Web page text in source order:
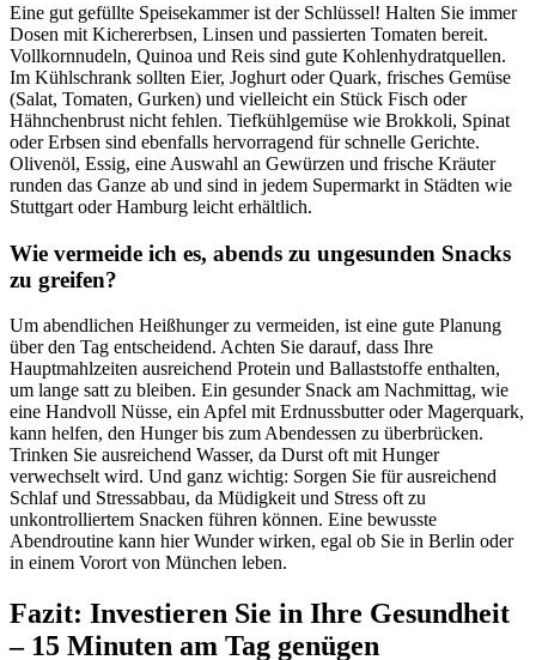
Eine gut gefüllte Speisekammer ist der Schlüssel! Halten Sie immer
Dosen mit Kichererbsen, Linsen und passierten Tomaten bereit.
Vollkornnudeln, Quinoa und Reis sind gute Kohlenhydratquellen.
Im Kühlschrank sollten Eier, Joghurt oder Quark, frisches Gemüse
(Salat, Tomaten, Gurken) und vielleicht ein Stück Fisch oder
Hähnchenbrust nicht fehlen. Tiefkühlgemüse wie Brokkoli, Spinat
oder Erbsen sind ebenfalls hervorragend für schnelle Gerichte.
Olivenöl, Essig, eine Auswahl an Gewürzen und frische Kräuter
runden das Ganze ab und sind in jedem Supermarkt in Städten wie
Stuttgart oder Hamburg leicht erhältlich.
Wie vermeide ich es, abends zu ungesunden Snacks
zu greifen?
Um abendlichen Heißhunger zu vermeiden, ist eine gute Planung
über den Tag entscheidend. Achten Sie darauf, dass Ihre
Hauptmahlzeiten ausreichend Protein und Ballaststoffe enthalten,
um lange satt zu bleiben. Ein gesunder Snack am Nachmittag, wie
eine Handvoll Nüsse, ein Apfel mit Erdnussbutter oder Magerquark,
kann helfen, den Hunger bis zum Abendessen zu überbrücken.
Trinken Sie ausreichend Wasser, da Durst oft mit Hunger
verwechselt wird. Und ganz wichtig: Sorgen Sie für ausreichend
Schlaf und Stressabbau, da Müdigkeit und Stress oft zu
unkontrolliertem Snacken führen können. Eine bewusste
Abendroutine kann hier Wunder wirken, egal ob Sie in Berlin oder
in einem Vorort von München leben.
Fazit: Investieren Sie in Ihre Gesundheit
– 15 Minuten am Tag genügen